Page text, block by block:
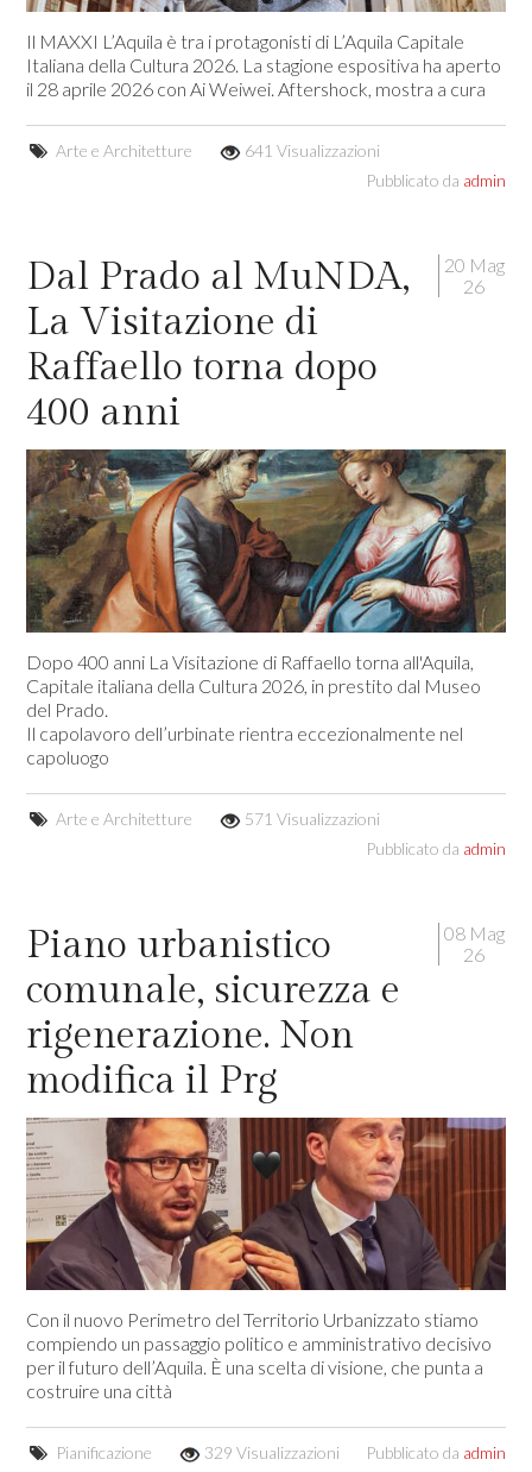
Il MAXXI L’Aquila è tra i protagonisti di L’Aquila Capitale
Italiana della Cultura 2026. La stagione espositiva ha aperto
il 28 aprile 2026 con Ai Weiwei. Aftershock, mostra a cura
Arte e Architetture
641 Visualizzazioni
Pubblicato da admin
20 Mag
26
Dal Prado al MuNDA,
La Visitazione di
Raffaello torna dopo
400 anni
Dopo 400 anni La Visitazione di Raffaello torna all'Aquila,
Capitale italiana della Cultura 2026, in prestito dal Museo
del Prado.
Il capolavoro dell’urbinate rientra eccezionalmente nel
capoluogo
Arte e Architetture
571 Visualizzazioni
Pubblicato da admin
08 Mag
26
Piano urbanistico
comunale, sicurezza e
rigenerazione. Non
modifica il Prg
Con il nuovo Perimetro del Territorio Urbanizzato stiamo
compiendo un passaggio politico e amministrativo decisivo
per il futuro dell’Aquila. È una scelta di visione, che punta a
costruire una città
Pianificazione 329 Visualizzazioni Pubblicato da admin